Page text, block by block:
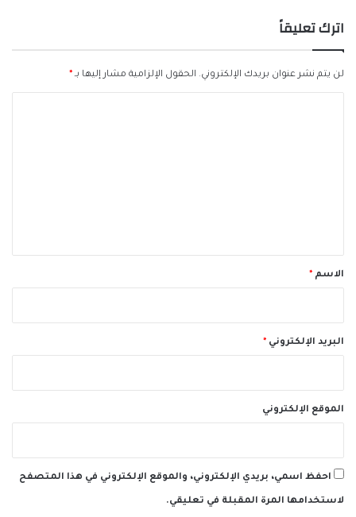
اترك تعليقاً
لن يتم نشر عنوان بريدك الإلكتروني. الحقول الإلزامية مشار إليها بـ *
*الاسم *
البريد الإلكتروني *
الموقع الإلكتروني
احفظ اسمي، بريدي الإلكتروني، والموقع الإلكتروني في هذا المتصفح
لاستخدامها المرة المقبلة في تعليقي.